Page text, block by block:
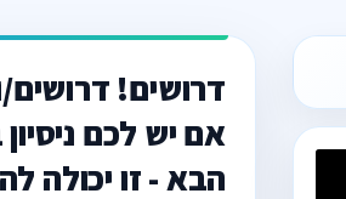
דרושים!